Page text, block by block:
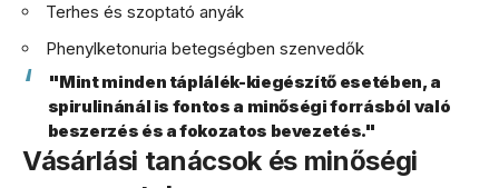
Terhes és szoptató anyák
Phenylketonuria betegségben szenvedők
"Mint minden táplálék-kiegészítő esetében, a
spirulinánál is fontos a minőségi forrásból való
beszerzés és a fokozatos bevezetés."
Vásárlási tanácsok és minőségi